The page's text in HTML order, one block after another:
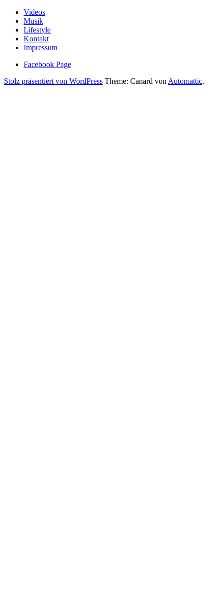
Videos
Musik
Lifestyle
Kontakt
Impressum
Facebook Page
Stolz präsentiert von WordPress Theme: Canard von Automattic.